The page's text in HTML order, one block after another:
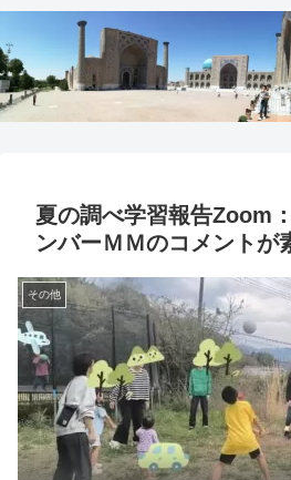
夏の調べ学習報告Zoom
ンバーＭＭのコメントが
その他